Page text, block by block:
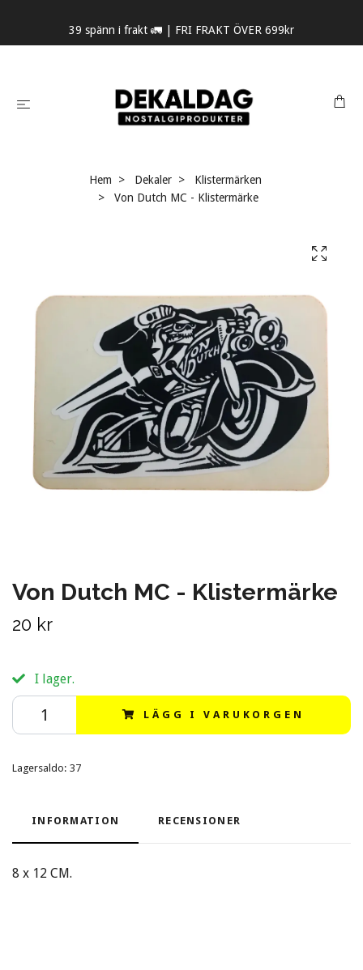
39 spänn i frakt 🚛 | FRI FRAKT ÖVER 699kr
Hem Dekaler
Klistermärken
Von Dutch MC - Klistermärke
Von Dutch MC - Klistermärke
20 kr
I lager.
LÄGG I VARUKORGEN
Lagersaldo: 37
INFORMATION RECENSIONER
8 x 12 CM.